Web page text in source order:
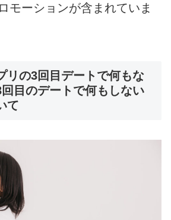
モーションが含まれていま
リの3回目デートで何もな
目のデートで何もしない
て